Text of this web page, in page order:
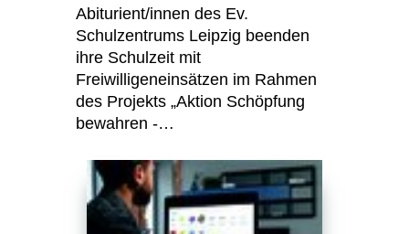
Abiturient/innen des Ev.
Schulzentrums Leipzig beenden
ihre Schulzeit mit
Freiwilligeneinsätzen im Rahmen
des Projekts „Aktion Schöpfung
bewahren -…